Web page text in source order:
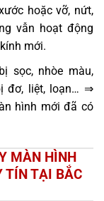
hoặc vỡ, nứt,
vẫn hoạt động
mới.
sọc, nhòe màu,
đơ, liệt, loạn… ⇒
hình mới đã có
MÀN HÌNH
TÍN TẠI BẮC